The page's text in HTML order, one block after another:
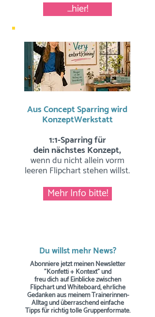
...hier!
Aus Concept Sparring wird
KonzeptWerkstatt
1:1-Sparring für
dein nächstes Konzept,
wenn du nicht allein vorm
leeren Flipchart stehen willst.
Mehr Info bitte!
Du willst mehr News?
Abonniere jetzt meinen Newsletter
"Konfetti + Kontext" und
freu dich auf Einblicke zwischen
Flipchart und Whiteboard, ehrliche
Gedanken aus meinem Trainerinnen-
Alltag und überraschend einfache
Tippsfür richtig tolle Gruppenformate.